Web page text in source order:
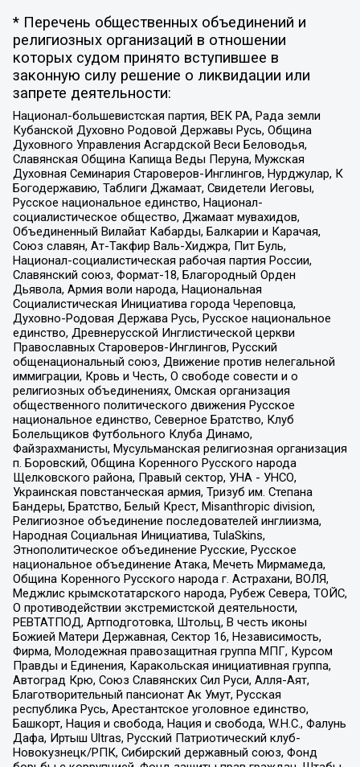
* Перечень общественных объединений и
религиозных организаций в отношении
которых судом принято вступившее в
законную силу решение о ликвидации или
запрете деятельности:
Национал-большевистская партия, ВЕК РА, Рада земли
Кубанской Духовно Родовой Державы Русь, Община
Духовного Управления Асгардской Веси Беловодья,
Славянская Община Капища Веды Перуна, Мужская
Духовная Семинария Староверов-Инглингов, Нурджулар, К
Богодержавию, Таблиги Джамаат, Свидетели Иеговы,
Русское национальное единство, Национал-
социалистическое общество, Джамаат мувахидов,
Объединенный Вилайат Кабарды, Балкарии и Карачая,
Союз славян, Ат-Такфир Валь-Хиджра, Пит Буль,
Национал-социалистическая рабочая партия России,
Славянский союз, Формат-18, Благородный Орден
Дьявола, Армия воли народа, Национальная
Социалистическая Инициатива города Череповца,
Духовно-Родовая Держава Русь, Русское национальное
единство, Древнерусской Инглистической церкви
Православных Староверов-Инглингов, Русский
общенациональный союз, Движение против нелегальной
иммиграции, Кровь и Честь, О свободе совести и о
религиозных объединениях, Омская организация
общественного политического движения Русское
национальное единство, Северное Братство, Клуб
Болельщиков Футбольного Клуба Динамо,
Файзрахманисты, Мусульманская религиозная организация
п. Боровский, Община Коренного Русского народа
Щелковского района, Правый сектор, УНА - УНСО,
Украинская повстанческая армия, Тризуб им. Степана
Бандеры, Братство, Белый Крест, Misanthropic division,
Религиозное объединение последователей инглиизма,
Народная Социальная Инициатива, TulaSkins,
Этнополитическое объединение Русские, Русское
национальное объединение Атака, Мечеть Мирмамеда,
Община Коренного Русского народа г. Астрахани, ВОЛЯ,
Меджлис крымскотатарского народа, Рубеж Севера, ТОЙС,
О противодействии экстремистской деятельности,
РЕВТАТПОД, Артподготовка, Штольц, В честь иконы
Божией Матери Державная, Сектор 16, Независимость,
Фирма, Молодежная правозащитная группа МПГ, Курсом
Правды и Единения, Каракольская инициативная группа,
Автоград Крю, Союз Славянских Сил Руси, Алля-Аят,
Благотворительный пансионат Ак Умут, Русская
республика Русь, Арестантское уголовное единство,
Башкорт, Нация и свобода, Нация и свобода, W.H.С., Фалунь
Дафа, Иртыш Ultras, Русский Патриотический клуб-
Новокузнецк/РПК, Сибирский державный союз, Фонд